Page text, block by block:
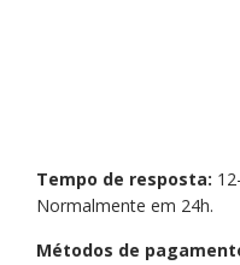
Tempo de resposta:
Normalmente em 24h.
Métodos de